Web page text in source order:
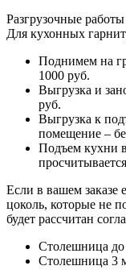
Разгрузочные работы
Для кухонных
Поднимем на
1000 руб.
Выгрузка и
руб.
Выгрузка к
помещение –
Подъем кухни
Если в вашем заказе
цоколь, которые не
будет рассчитан
Столешница до
Столешница 3